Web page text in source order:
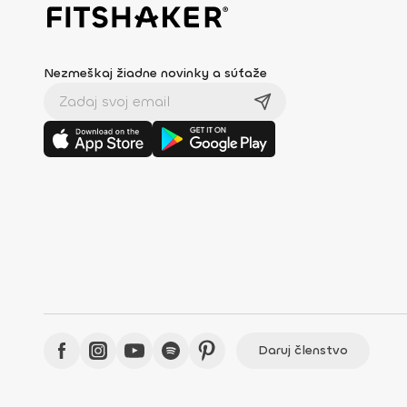
Nezmeškaj žiadne novinky a súťaže
Daruj členstvo